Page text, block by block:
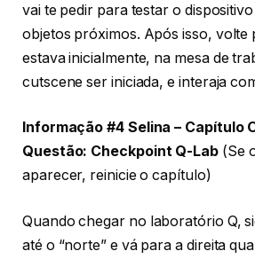
vai te pedir para testar o
objetos próximos. Após isso, volte
estava inicialmente, na mesa de
cutscene ser iniciada, e interaja
Informação #4 Selina – Capítulo
Questão: Checkpoint Q-Lab (Se
aparecer, reinicie o capítulo)
Quando chegar no laboratório Q,
até o “norte” e vá para a direita